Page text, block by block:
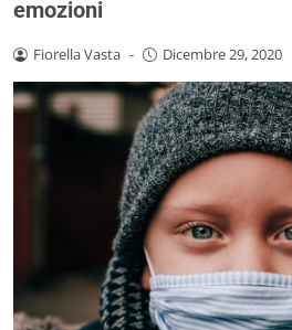
emozioni
Fiorella Vasta - Dicembre 29, 2020